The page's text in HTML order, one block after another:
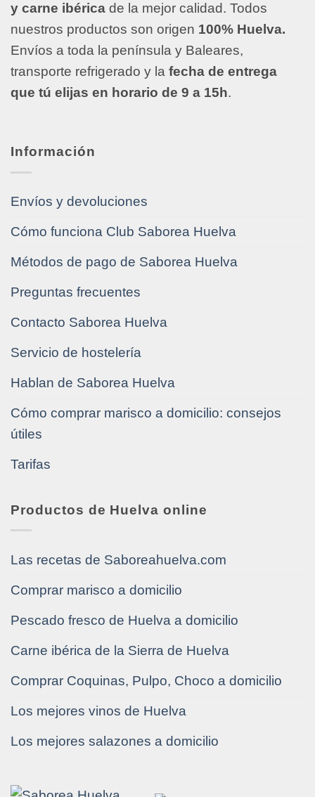
y carne ibérica de la mejor calidad. Todos
nuestros productos son origen 100% Huelva.
Envíos a toda la península y Baleares,
transporte refrigerado y la fecha de entrega
que tú elijas en horario de 9 a 15h.
Información
Envíos y devoluciones
Cómo funciona Club Saborea Huelva
Métodos de pago de Saborea Huelva
Preguntas frecuentes
Contacto Saborea Huelva
Servicio de hostelería
Hablan de Saborea Huelva
Cómo comprar marisco a domicilio: consejos
útiles
Tarifas
Productos de Huelva online
Las recetas de Saboreahuelva.com
Comprar marisco a domicilio
Pescado fresco de Huelva a domicilio
Carne ibérica de la Sierra de Huelva
Comprar Coquinas, Pulpo, Choco a domicilio
Los mejores vinos de Huelva
Los mejores salazones a domicilio